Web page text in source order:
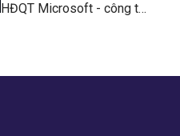
HĐQT Microsoft - công ty